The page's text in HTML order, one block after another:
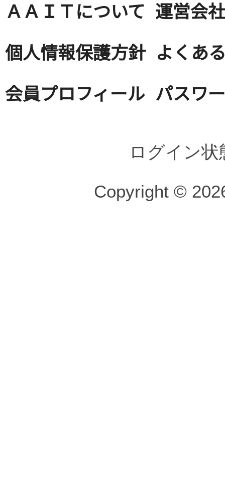
ＡＡＩＴについて 運営会社
個人情報保護方針 よくあ
会員プロフィール パスワ
ログイン
Copyright ©